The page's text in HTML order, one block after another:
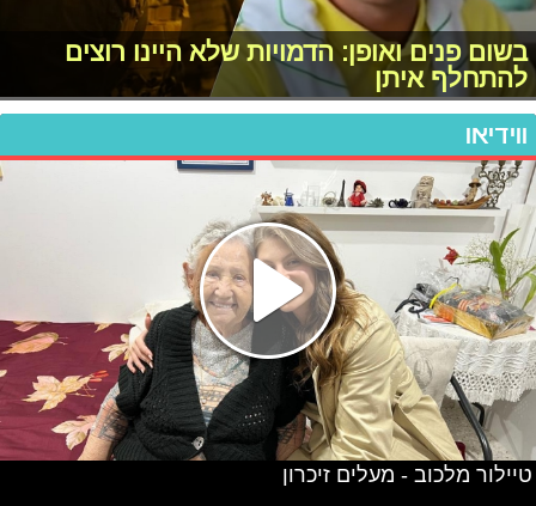
בשום פנים ואופן: הדמויות שלא היינו רוצים
להתחלף איתן
ווידיאו
טיילור מלכוב - מעלים זיכרון